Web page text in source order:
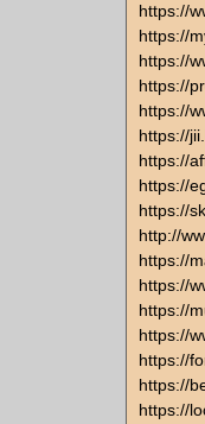
https://
https://
https://
https://
https://
https://
https://
https://
https://
http://
https://
https://
https://
https://
https://
https://
https://